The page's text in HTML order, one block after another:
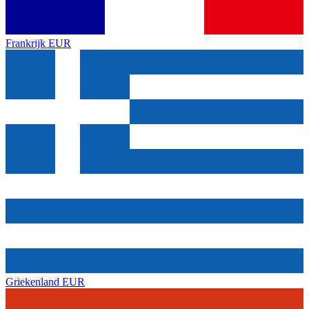
Frankrijk EUR
Griekenland EUR